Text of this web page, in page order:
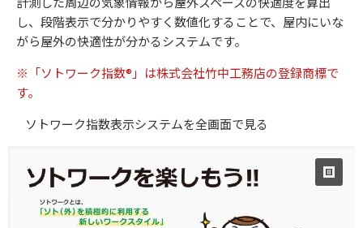
し、段階表示で分かりやすく数値化することで、屋内にいな
がら屋外の快適性が分かるシステムです。
※「ソトワーク指数®」は株式会社竹中工務店の登録商標で
す。
ソトワーク指数表示システムを全画面で見る